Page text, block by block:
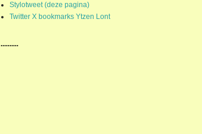
Stylotweet (deze pagina)
Twitter X bookmarks Ytzen Lont
..........